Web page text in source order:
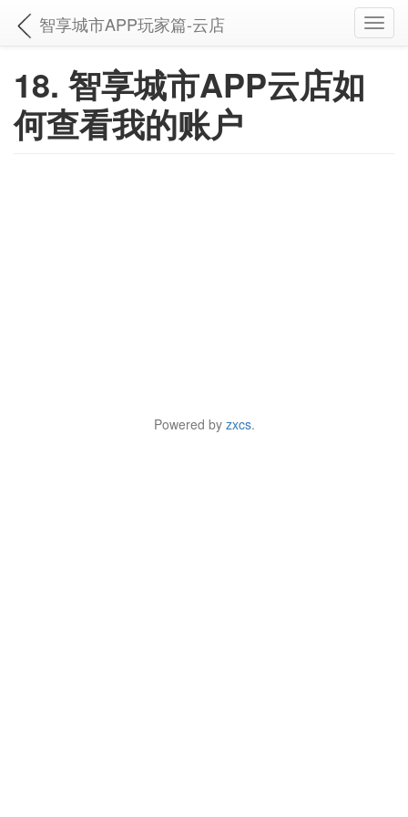
智享城市APP玩家篇-云店
18. 智享城市APP云店如
何查看我的账户
Powered by zxcs.